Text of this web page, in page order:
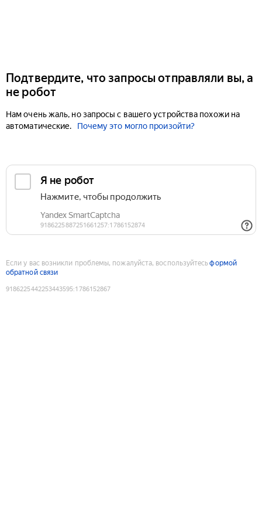
Подтвердите, что запросы отправляли вы, а
не робот
Нам очень жаль, но запросы с вашего устройства похожи на
автоматические.
Почему это могло произойти?
Если у вас возникли проблемы, пожалуйста, воспользуйтесьформой
обратной связи
9186225442253443595:1786152867